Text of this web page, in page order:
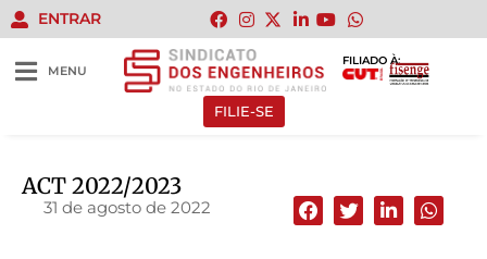
ENTRAR
MENU
FILIADO À:
FILIE-SE
ACT 2022/2023
31 de agosto de 2022